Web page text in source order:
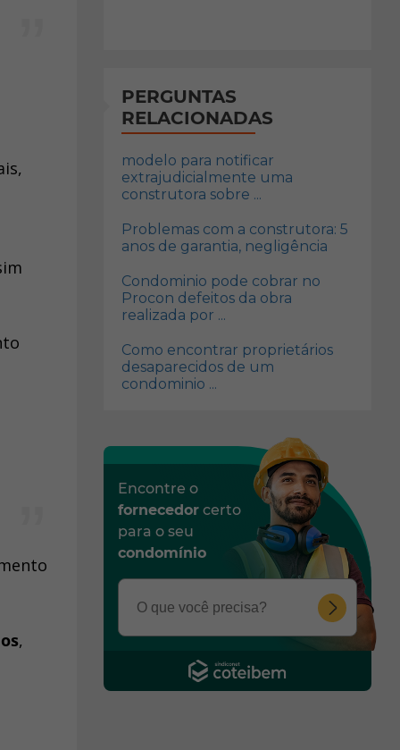
,
PERGUNTAS
RELACIONADAS
modelo para notificar
extrajudicialmente uma
construtora sobre ...
Problemas com a construtora: 5
anos de garantia, negligência
Condominio pode cobrar no
Procon defeitos da obra
realizada por ...
Como encontrar proprietários
desaparecidos de um
condominio ...
Encontre o
fornecedor certo
para o seu
condomínio